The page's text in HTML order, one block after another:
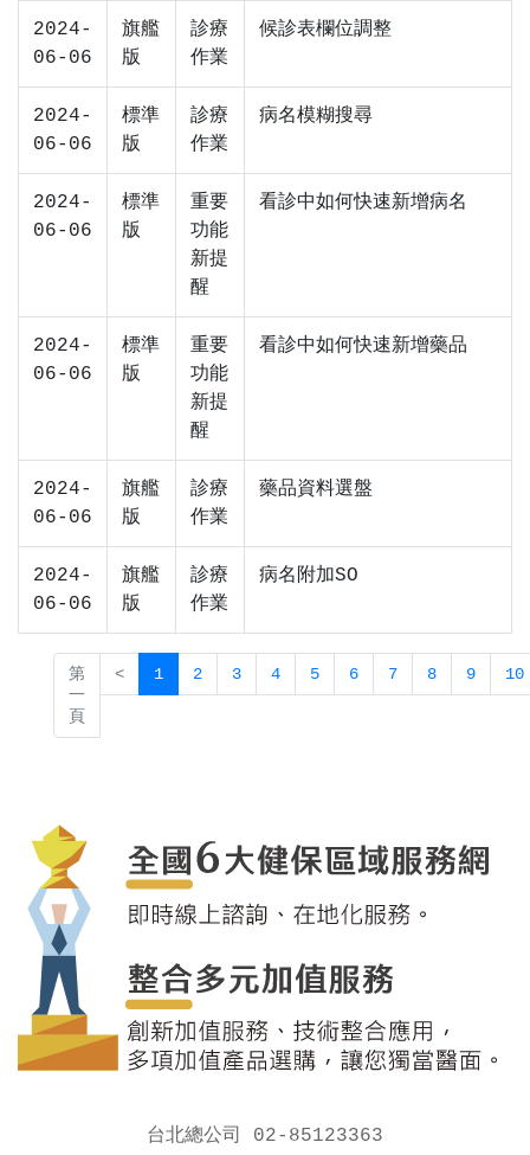
2024-
06-06
旗艦
版
診療
作業
候診表欄位調整
2024-
06-06
標準
版
診療
作業
病名模糊搜尋
2024-
06-06
標準
版
重要
功能
新提
醒
看診中如何快速新增病名
2024-
06-06
標準
版
重要
功能
新提
醒
看診中如何快速新增藥品
2024-
06-06
旗艦
版
診療
作業
藥品資料選盤
2024-
06-06
旗艦
版
診療
作業
病名附加SO
第
一
頁
< 1 2 3 4 5 6 7 8 9 10
台北總公司 02-85123363